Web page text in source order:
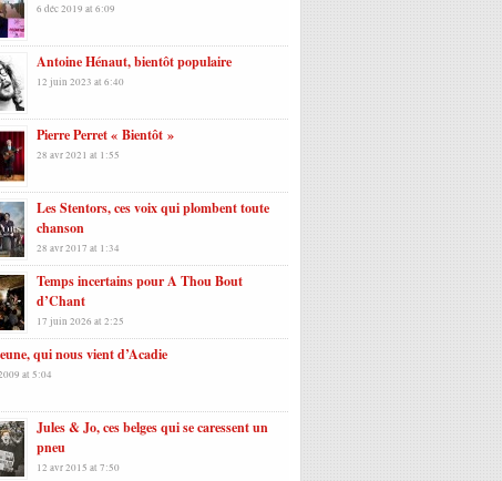
6 déc 2019 at 6:09
Antoine Hénaut, bientôt populaire
12 juin 2023 at 6:40
Pierre Perret « Bientôt »
28 avr 2021 at 1:55
Les Stentors, ces voix qui plombent toute
chanson
28 avr 2017 at 1:34
Temps incertains pour A Thou Bout
d’Chant
17 juin 2026 at 2:25
qui nous vient d’Acadie
at 5:04
Jules & Jo, ces belges qui se caressent un
pneu
12 avr 2015 at 7:50